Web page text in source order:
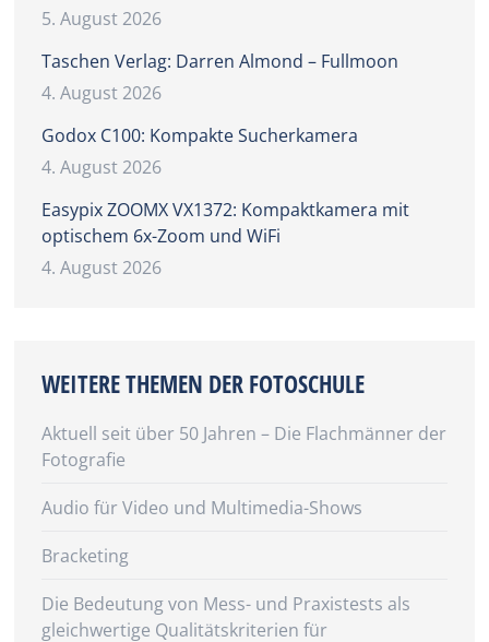
5. August 2026
Taschen Verlag: Darren Almond – Fullmoon
4. August 2026
Godox C100: Kompakte Sucherkamera
4. August 2026
Easypix ZOOMX VX1372: Kompaktkamera mit
optischem 6x-Zoom und WiFi
4. August 2026
WEITERE THEMEN DER FOTOSCHULE
Aktuell seit über 50 Jahren – Die Flachmänner der
Fotografie
Audio für Video und Multimedia-Shows
Bracketing
Die Bedeutung von Mess- und Praxistests als
gleichwertige Qualitätskriterien für